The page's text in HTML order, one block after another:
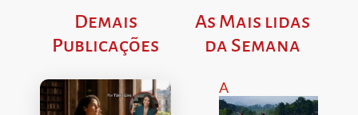
Demais
Publicações
As Mais lidas
da Semana
A